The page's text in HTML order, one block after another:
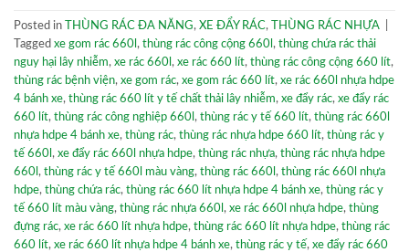
Posted in THÙNG RÁC ĐA NĂNG, XE ĐẨY RÁC, THÙNG RÁC NHỰA
Tagged xe gom rác 660l , thùng rác công cộng 660l , thùng chứa rác thải
nguy hại lây nhiễm, xe rác 660l , xe rác 660 lít, thùng rác công cộng 660 lít,
thùng rác bệnh viện, xe gom rác, xe gom rác 660 lít, xe rác 660l nhựa hdpe
4 bánh xe, thùng rác 660 lít y tế chất thải lây nhiễm, xe đẩy rác, xe đẩy rác
660 lít, thùng rác công nghiệp 660l , thùng rác y tế 660 lít, thùng rác 660l
nhựa hdpe 4 bánh xe, thùng rác, thùng rác nhựa hdpe 660 lít, thùng rác y
tế 660l , xe đẩy rác 660l nhựa hdpe, thùng rác nhựa, thùng rác nhựa hdpe
660l , thùng rác y tế 660l màu vàng, thùng rác 660l , thùng rác 660l nhựa
hdpe, thùng chứa rác, thùng rác 660 lít nhựa hdpe 4 bánh xe, thùng rác y
tế 660 lít màu vàng, thùng rác nhựa 660l , xe rác 660l nhựa hdpe, thùng
đựng rác, xe rác 660 lít nhựa hdpe, thùng rác 660 lít nhựa hdpe, thùng rác
660 lít, xe rác 660 lít nhựa hdpe 4 bánh xe, thùng rác y tế, xe đẩy rác 660